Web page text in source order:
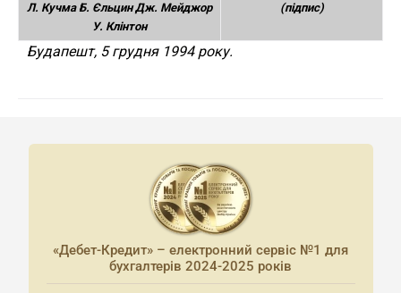
Л. Кучма Б. Єльцин Дж. Мейджор
У. Клінтон
(підпис)
Будапешт, 5 грудня 1994 року.
«Дебет-Кредит» – електронний сервіс №1 для
бухгалтерів 2024-2025 років